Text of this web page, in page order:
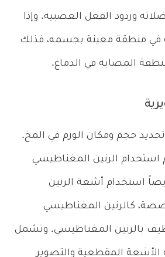
وردود الفعل العصبية. وإذا
في منطقة معينة بجسمه، فذلك
المصابة في الدماغ.
حجم ومكان الورم في المخ.
استخدام الرنين المغناطيسي
استخدام أشعة الرنين
كالرنين المغناطيسي
بالرنين المغناطيسي. وتشمل
الأشعة المقطعية والتصوير